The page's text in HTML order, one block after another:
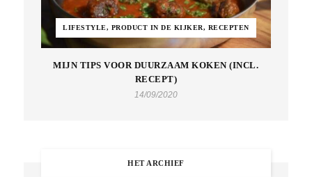
LIFESTYLE, PRODUCT IN DE KIJKER, RECEPTEN
MIJN TIPS VOOR DUURZAAM KOKEN (INCL.
RECEPT)
14/09/2020
HET ARCHIEF